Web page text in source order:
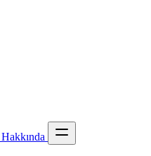
Hakkında